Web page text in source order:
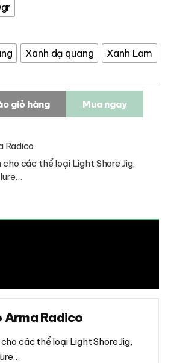
Xanh dạ quang Xanh Lam
giỏ hàng Mua ngay
Radico
cho các thể loại Light Shore Jig,
Arma Radico
cho các thể loại Light Shore Jig,